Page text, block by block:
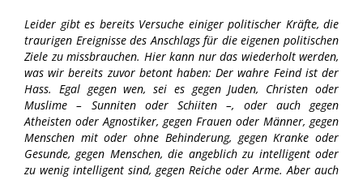
Leider gibt es bereits Versuche einiger politischer Kräfte, die
traurigen Ereignisse des Anschlags für die eigenen politischen
Ziele zu missbrauchen. Hier kann nur das wiederholt werden,
was wir bereits zuvor betont haben: Der wahre Feind ist der
Hass. Egal gegen wen, sei es gegen Juden, Christen oder
Muslime – Sunniten oder Schiiten –, oder auch gegen
Atheisten oder Agnostiker, gegen Frauen oder Männer, gegen
Menschen mit oder ohne Behinderung, gegen Kranke oder
Gesunde, gegen Menschen, die angeblich zu intelligent oder
zu wenig intelligent sind, gegen Reiche oder Arme. Aber auch